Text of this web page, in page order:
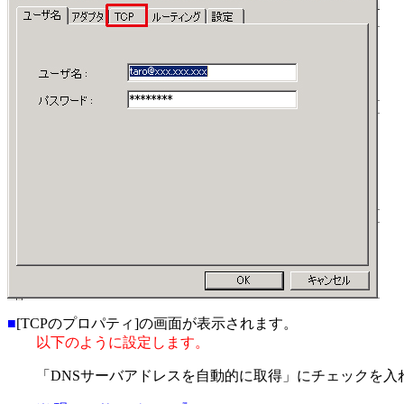
■[TCPのプロパティ]の画面が表示されます。
以下のように設定します。
「DNSサーバアドレスを自動的に取得」にチェックを入